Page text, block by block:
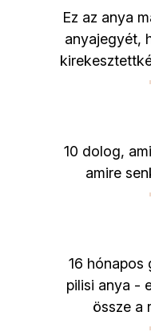
Ez az anya
anyajegyét,
10 dolog,
amire
16 hónapos
pilisi anya -
össze a